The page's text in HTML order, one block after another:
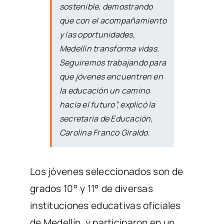
sostenible, demostrando
que con el acompañamiento
y las oportunidades,
Medellín transforma vidas.
Seguiremos trabajando para
que jóvenes encuentren en
la educación un camino
hacia el futuro”,explicó la
secretaria de Educación,
Carolina Franco Giraldo.
Los jóvenes seleccionados son de
grados 10° y 11° de diversas
instituciones educativas oficiales